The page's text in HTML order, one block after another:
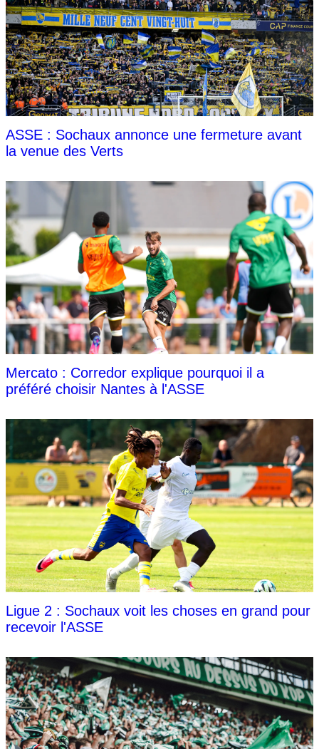
ASSE : Sochaux annonce une fermeture avant
la venue des Verts
Mercato : Corredor explique pourquoi il a
préféré choisir Nantes à l'ASSE
Ligue 2 : Sochaux voit les choses en grand pour
recevoir l'ASSE